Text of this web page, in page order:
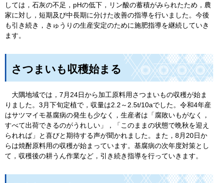
しては，石灰の不足，pHの低下，リン酸の蓄積がみられたため，農
家に対し，短期及び中長期に分けた改善の指導を行いました。今後
も引き続き，きゅうりの生産安定のために施肥指導を継続していき
ます。
さつまいも収穫始まる
大隅地域では，7月24日から加工原料用さつまいもの収穫が始ま
りました。3月下旬定植で，収量は2.2～2.5t/10aでした。令和4年産
はサツマイモ基腐病の発生も少なく，生産者は「腐敗いもがなく，
すべて出荷できるのがうれしい」，「このままの状態で晩秋を迎え
られれば」と喜びと期待する声が聞かれました。また，8月20日か
らは焼酎原料用の収穫が始まっています。基腐病の次年度対策とし
て，収穫後の耕うん作業など，引き続き指導を行っていきます。